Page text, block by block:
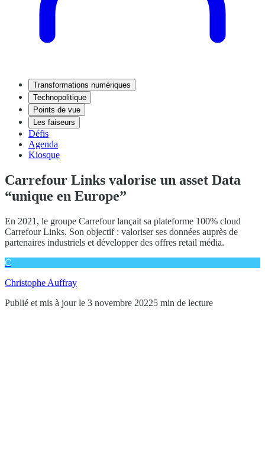
Transformations numériques
Technopolitique
Points de vue
Les faiseurs
Défis
Agenda
Kiosque
Carrefour Links valorise un asset Data
“unique en Europe”
En 2021, le groupe Carrefour lançait sa plateforme 100% cloud
Carrefour Links. Son objectif : valoriser ses données auprès de
partenaires industriels et développer des offres retail média.
C
Christophe Auffray
Publié et mis à jour le 3 novembre 20225 min de lecture